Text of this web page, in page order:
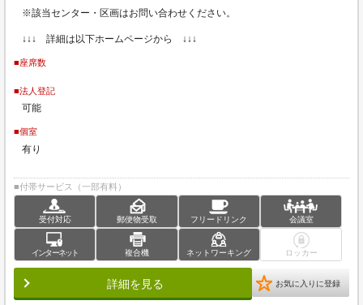
※該当センター・区画はお問い合わせください。
↓↓↓ 詳細は以下ホームページから ↓↓↓
■座席数
■法人登記
可能
■個室
有り
■付帯サービス（一部有料）
受付対応 郵便物受取 フリードリンク 会議室
インターネット 複合機 ネットワーキング ロッカー
詳細を見る お気に入りに登録